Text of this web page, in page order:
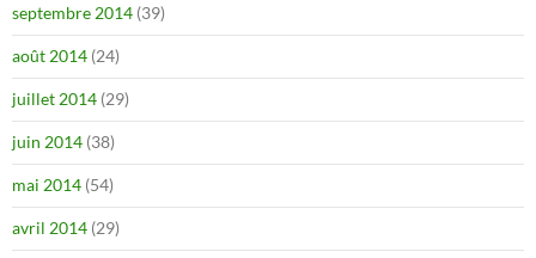
septembre 2014 (39)
août 2014 (24)
juillet 2014 (29)
juin 2014 (38)
mai 2014 (54)
avril 2014 (29)